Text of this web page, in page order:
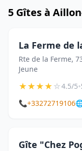
5 Gîtes à
La Ferme de
Rte de la Ferme,
Jeune
★★★★☆4.5/5•
📞+33272719106
Gîte "Chez